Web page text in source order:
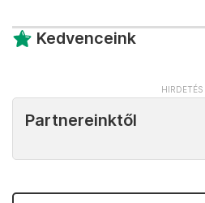
Kedvenceink
Partnereinktől